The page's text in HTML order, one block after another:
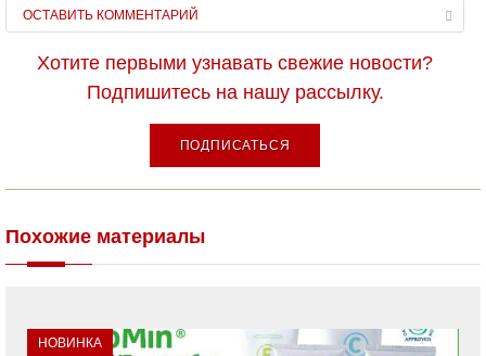
ОСТАВИТЬ КОММЕНТАРИЙ
Хотите первыми узнавать свежие новости?
Подпишитесь на нашу рассылку.
ПОДПИСАТЬСЯ
Похожие материалы
НОВИНКА